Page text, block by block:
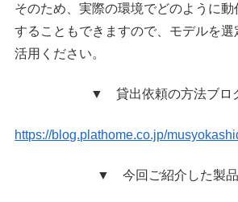
そのため、実際の環境でどのように
することもできますので、モデルを
活用ください。
▼ 貸出依頼の方法ブ
https://blog.plathome.co.jp/
▼ 今回ご紹介した製